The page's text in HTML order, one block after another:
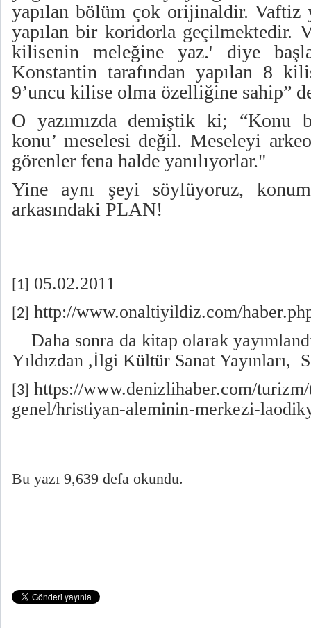
yapılan bölüm çok orijinaldir. Vaftiz
yapılan bir koridorla geçilmektedir.
kilisenin meleğine yaz.' diye
Konstantin tarafından yapılan 8
9’uncu kilise olma özelliğine sahip”
O yazımızda demiştik ki; “Konu
konu’ meselesi değil. Meseleyi
görenler fena halde yanılıyorlar."
Yine aynı şeyi söylüyoruz,
arkasındaki PLAN!
[1] 05.02.2011
[2]
http://www.onaltiyildiz.com/
Daha sonra da kitap olarak
Yıldızdan ,İlgi Kültür Sanat Yayınları,
[3]
https://www.denizlihaber.com/
genel/hristiyan-aleminin-merkezi-
Bu yazı 9,639 defa okundu.